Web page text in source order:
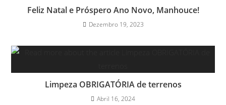
Feliz Natal e Próspero Ano Novo, Manhouce!
Dezembro 19, 2023
Limpeza OBRIGATÓRIA de terrenos
Abril 16, 2024